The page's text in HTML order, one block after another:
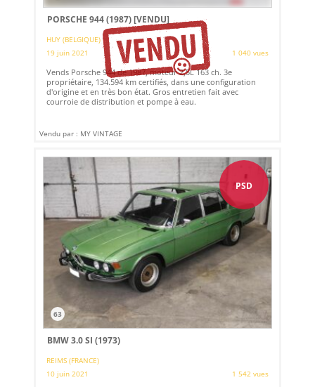
PORSCHE 944 (1987)[VENDU]
HUY (BELGIQUE)
19 juin 2021
1 040 vues
Vends Porsche 944 de 1987, moteur 2,5L 163 ch. 3e
propriétaire, 134.594 km certifiés, dans une configuration
d'origine et en très bon état. Gros entretien fait avec
courroie de distribution et pompe à eau.
Vendu par : MY VINTAGE
PSD
63
BMW 3.0 SI (1973)
REIMS (FRANCE)
10 juin 2021
1 542 vues